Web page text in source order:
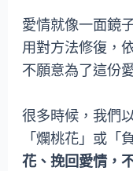
愛情就像一面鏡
用對方法修復，
不願意為了這份
很多時候，我們
「爛桃花」或
花、挽回愛情，